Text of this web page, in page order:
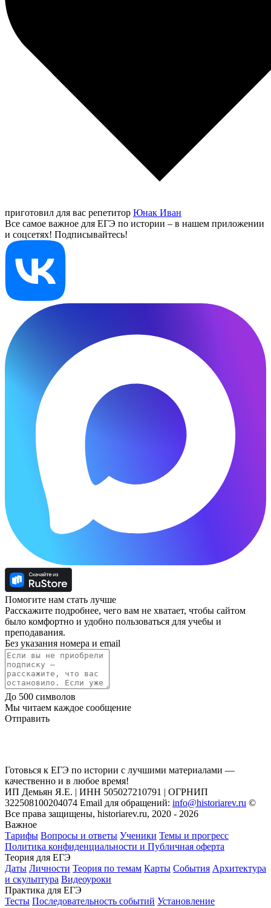
приготовил для вас репетитор Юнак Иван
Все самое важное для ЕГЭ по истории – в нашем приложении
и соцсетях! Подписывайтесь!
Помогите нам стать лучше
Расскажите подробнее, чего вам не хватает, чтобы сайтом
было комфортно и удобно пользоваться для учебы и
преподавания.
Без указания номера и email
До 500 символов
Мы читаем каждое сообщение
Отправить
Готовься к ЕГЭ по истории с лучшими материалами —
качественно и в любое время!
ИП Демьян Я.Е. | ИНН 505027210791 | ОГРНИП
322508100204074 Email для обращений: info@historiarev.ru ©
Все права защищены, historiarev.ru, 2020 - 2026
Важное
Тарифы Вопросы и ответы Ученики Темы и прогресс
Политика конфиденциальности и Публичная оферта
Теория для ЕГЭ
Даты Личности Теория по темам Карты События Архитектура
и скульптура Видеоуроки
Практика для ЕГЭ
Тесты Последовательность событий Установление